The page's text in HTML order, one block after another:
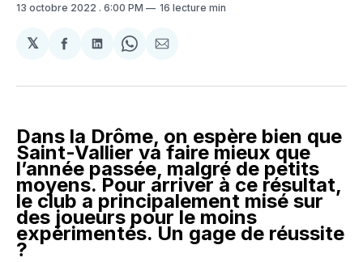
13 octobre 2022 . 6:00 PM 16 lecture min
𝕏
Partager
Facebook
Partager
LinkedIn
Share
WhatsApp
Partager
Courriel
Dans la Drôme, on espère bien que
Saint-Vallier va faire mieux que
l’année passée, malgré de petits
moyens. Pour arriver à ce résultat,
le club a principalement misé sur
des joueurs pour le moins
expérimentés. Un gage de réussite
?